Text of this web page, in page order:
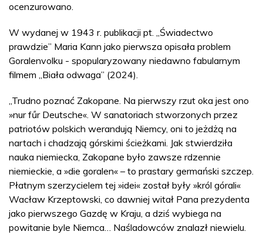
ocenzurowano.
W wydanej w 1943 r. publikacji pt. „Świadectwo
prawdzie” Maria Kann jako pierwsza opisała problem
Goralenvolku - spopularyzowany niedawno fabularnym
filmem „Biała odwaga” (2024).
„Trudno poznać Zakopane. Na pierwszy rzut oka jest ono
»nur fűr Deutsche«. W sanatoriach stworzonych przez
patriotów polskich werandują Niemcy, oni to jeżdżą na
nartach i chadzają górskimi ścieżkami. Jak stwierdziła
nauka niemiecka, Zakopane było zawsze rdzennie
niemieckie, a »die goralen« – to prastary germański szczep.
Płatnym szerzycielem tej »idei« został były »król górali«
Wacław Krzeptowski, co dawniej witał Pana prezydenta
jako pierwszego Gazdę w Kraju, a dziś wybiega na
powitanie byle Niemca… Naśladowców znalazł niewielu.